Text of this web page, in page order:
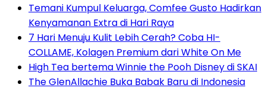
Temani Kumpul Keluarga, Comfee Gusto Hadirkan
Kenyamanan Extra di Hari Raya
7 Hari Menuju Kulit Lebih Cerah? Coba HI-
COLLAME, Kolagen Premium dari White On Me
High Tea bertema Winnie the Pooh Disney di SKAI
The GlenAllachie Buka Babak Baru di Indonesia